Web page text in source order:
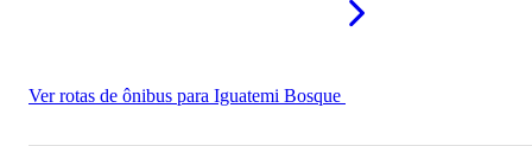
Shopping Benfica
Ver rotas de ônibus para Iguatemi Bosque